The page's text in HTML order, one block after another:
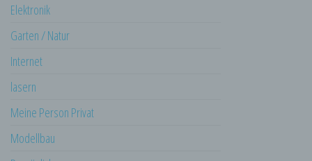
Elektronik
Garten / Natur
Internet
lasern
Meine Person Privat
Modellbau
Verarbeitung personenbezogener Daten, die
zu bewerten, insbesondere, um Aspekte